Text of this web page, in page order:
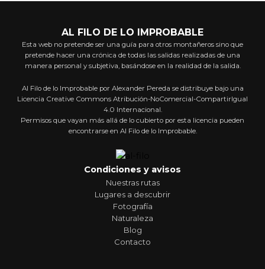
AL FILO DE LO IMPROBABLE
Esta web no pretende ser una guía para otros montañeros sino que
pretende hacer una crónica de todas las salidas realizadas de una
manera personal y subjetiva, basándose en la realidad de la salida.
Al Filo de lo Improbable por Alexander Pereda se distribuye bajo una
Licencia Creative Commons Atribución-NoComercial-CompartirIgual
4.0 Internacional.
Permisos que vayan más allá de lo cubierto por esta licencia pueden
encontrarse en Al Filo de lo Improbable.
Condiciones y avisos
Nuestras rutas
Lugares a descubrir
Fotografía
Naturaleza
Blog
Contacto